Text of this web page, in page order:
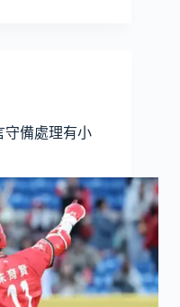
備處理有小